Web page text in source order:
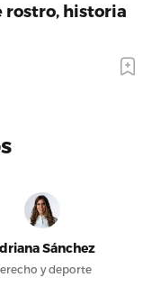
rostro, historia
Sánchez
y deporte